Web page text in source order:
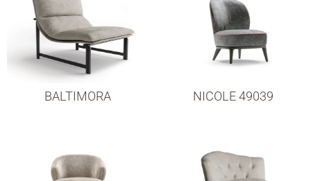
BALTIMORA NICOLE 49039